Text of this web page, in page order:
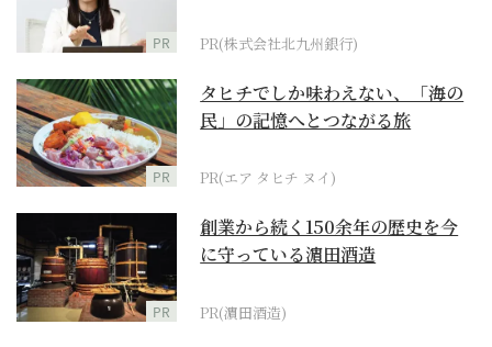
PR PR(株式会社北九州銀行)
PR
タヒチでしか味わえない、「海の
民」の記憶へとつながる旅
PR(エア タヒチ ヌイ)
PR
創業から続く150余年の歴史を今
に守っている濵田酒造
PR(濵田酒造)